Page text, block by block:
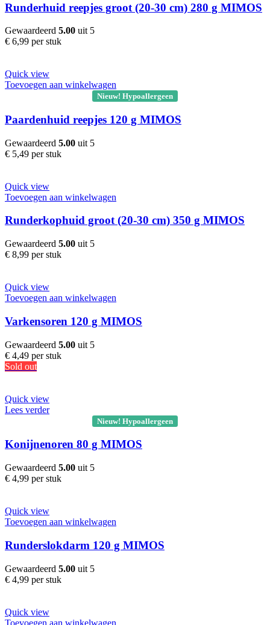
Runderhuid reepjes groot (20-30 cm) 280 g MIMOS
Gewaardeerd 5.00 uit 5
€ 6,99 per stuk
Quick view
Toevoegen aan winkelwagen
Nieuw! Hypoallergeen
Paardenhuid reepjes 120 g MIMOS
Gewaardeerd 5.00 uit 5
€ 5,49 per stuk
Quick view
Toevoegen aan winkelwagen
Runderkophuid groot (20-30 cm) 350 g MIMOS
Gewaardeerd 5.00 uit 5
€ 8,99 per stuk
Quick view
Toevoegen aan winkelwagen
Varkensoren 120 g MIMOS
Gewaardeerd 5.00 uit 5
€ 4,49 per stuk
Sold out
Quick view
Lees verder
Nieuw! Hypoallergeen
Konijnenoren 80 g MIMOS
Gewaardeerd 5.00 uit 5
€ 4,99 per stuk
Quick view
Toevoegen aan winkelwagen
Runderslokdarm 120 g MIMOS
Gewaardeerd 5.00 uit 5
€ 4,99 per stuk
Quick view
Toevoegen aan winkelwagen